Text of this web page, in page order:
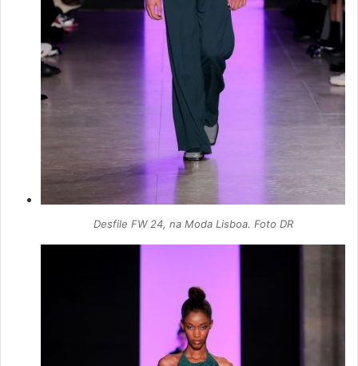
Desfile FW 24, na Moda Lisboa. Foto DR